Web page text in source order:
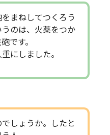
まねしてつくろう
のは、火薬をつか
です。
にしました。
しょうか。したと